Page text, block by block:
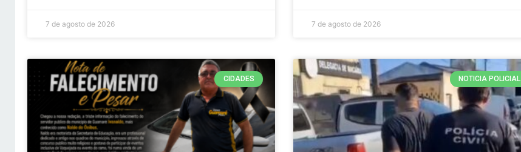
7 de agosto de 2026 7 de agosto de 2026
CIDADES NOTICIA POLICIAL